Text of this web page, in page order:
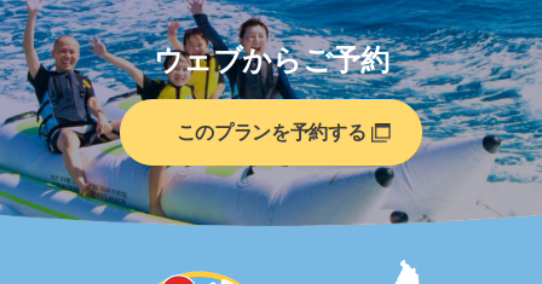
ウェブからご予約
このプランを予約する